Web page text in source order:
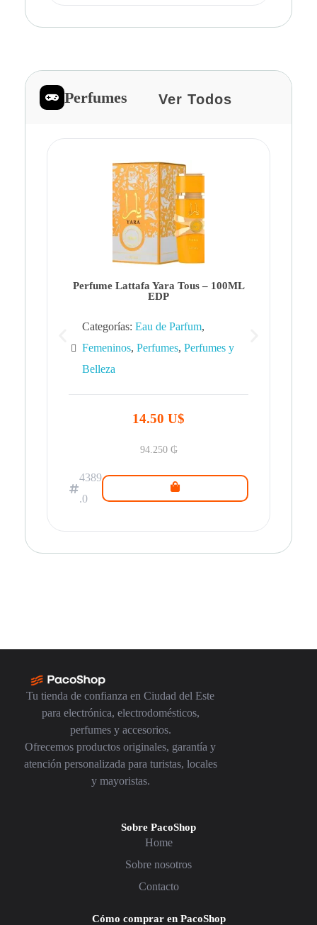
Perfumes Ver Todos
Perfume Lattafa Yara Tous – 100ML
EDP
Categorías: Eau de Parfum,
Femeninos, Perfumes, Perfumes y
Belleza
14.50 U$
94.250 ₲
4389
.0
Tu tienda de confianza en Ciudad del Este
para electrónica, electrodomésticos,
perfumes y accesorios.
Ofrecemos productos originales, garantía y
atención personalizada para turistas, locales
y mayoristas.
Sobre PacoShop
Home
Sobre nosotros
Contacto
Cómo comprar en PacoShop